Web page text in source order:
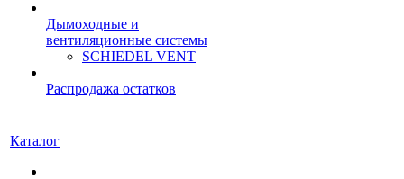
Дымоходные и
вентиляционные системы
SCHIEDEL VENT
Распродажа остатков
Каталог